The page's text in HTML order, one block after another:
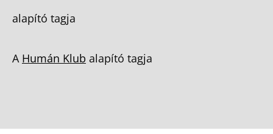
alapító tagja
A Humán Klub alapító tagja